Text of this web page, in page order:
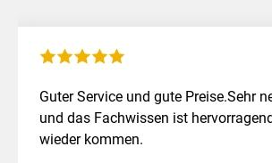
Guter Service und gute Preise.Sehr
und das Fachwissen ist
wieder kommen.